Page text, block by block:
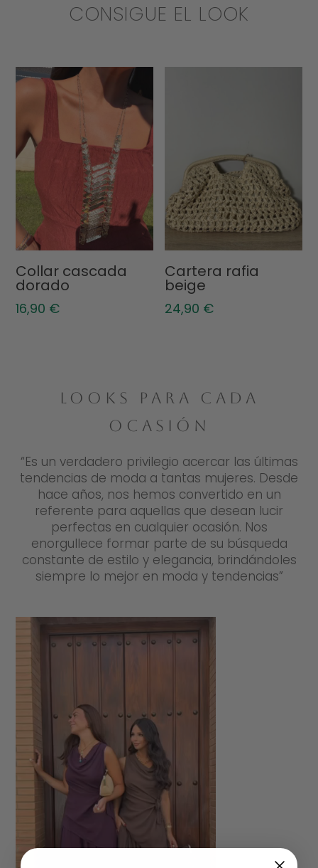
CONSIGUE EL LOOK
Collar cascada
dorado
16,90 €
Cartera rafia
beige
24,90 €
LOOKS PARA CADA
OCASIÓN
“Es un verdadero privilegio acercar las últimas
tendencias de moda a tantas mujeres. Desde
hace años, nos hemos convertido en un
referente para aquellas que desean lucir
perfectas en cualquier ocasión. Nos
enorgullece formar parte de su búsqueda
constante de estilo y elegancia, brindándoles
siempre lo mejor en moda y tendencias”